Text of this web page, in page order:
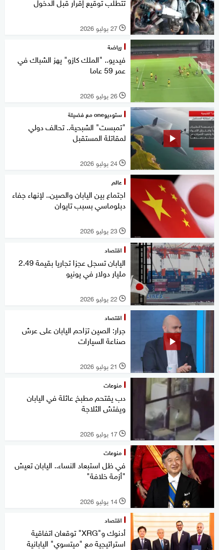
l 27 يوليو 2026
رياضة
فيديو.. "الملك كازو" يهز الشباك في
عمر 59 عاما
l 26 يوليو 2026
ستوديوone مع فضيلة
"تمبست" الشبحية.. تحالف دولي
لمقاتلة المستقبل
l 24 يوليو 2026
عالم
اجتماع بين اليابان والصين.. لإنهاء جفاء
دبلوماسي بسبب تايوان
l 23 يوليو 2026
اقتصاد
اليابان تسجل عجزا تجاريا بقيمة 2.49
مليار دولار في يونيو
l 22 يوليو 2026
اقتصاد
جرار: الصين تزاحم اليابان على عرش
صناعة السيارات
l 21 يوليو 2026
منوعات
دب يقتحم مطبخ عائلة في اليابان
ويفتش الثلاجة
l 17 يوليو 2026
منوعات
في ظل استبعاد النساء.. اليابان تعيش
"أزمة خلافة"
l 14 يوليو 2026
اقتصاد
أدنوك و"XRG" توقعان اتفاقية
استراتيجية مع "ميتسوي" اليابانية